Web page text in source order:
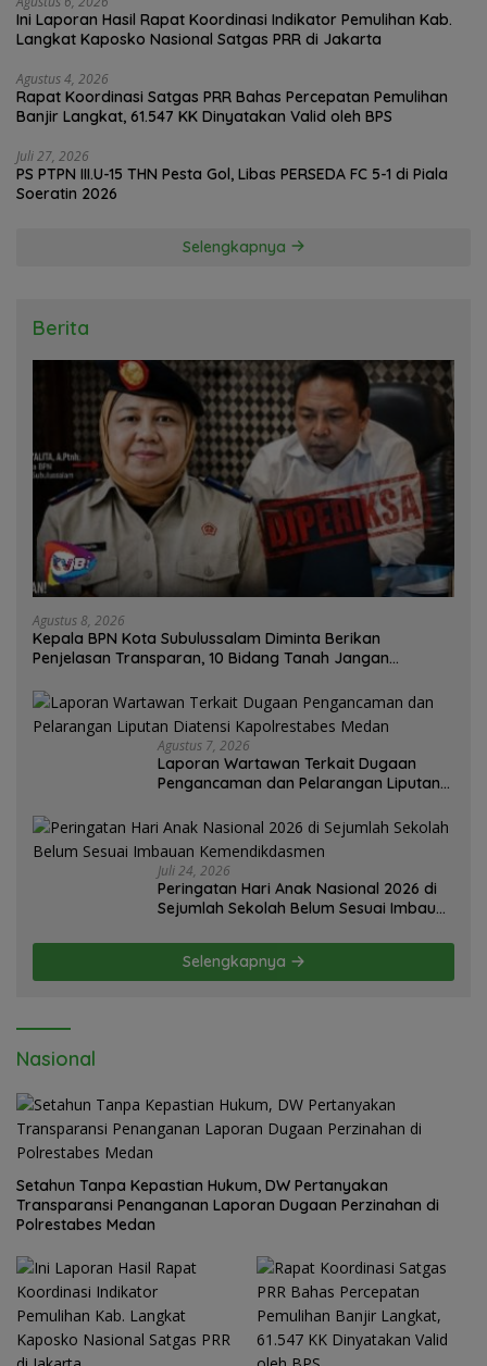
Ini Laporan Hasil Rapat Koordinasi Indikator Pemulihan Kab.
Langkat Kaposko Nasional Satgas PRR di Jakarta
Agustus 4, 2026
Rapat Koordinasi Satgas PRR Bahas Percepatan Pemulihan
Banjir Langkat, 61.547 KK Dinyatakan Valid oleh BPS
Juli 27, 2026
PS PTPN III.U-15 THN Pesta Gol, Libas PERSEDA FC 5-1 di Piala
Soeratin 2026
Selengkapnya
Berita
Agustus 8, 2026
Kepala BPN Kota Subulussalam Diminta Berikan
Penjelasan Transparan, 10 Bidang Tanah Jangan
Agustus 7, 2026
Laporan Wartawan Terkait Dugaan
Pengancaman dan Pelarangan Liputan
Juli 24, 2026
Peringatan Hari Anak Nasional 2026 di
Sejumlah Sekolah Belum Sesuai Imbauan
Selengkapnya
Nasional
Setahun Tanpa Kepastian Hukum, DW Pertanyakan
Transparansi Penanganan Laporan Dugaan Perzinahan di
Polrestabes Medan